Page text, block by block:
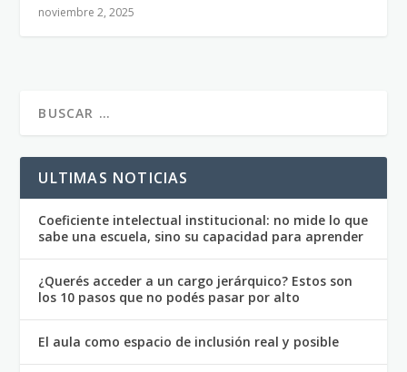
noviembre 2, 2025
ULTIMAS NOTICIAS
Coeficiente intelectual institucional: no mide lo que
sabe una escuela, sino su capacidad para aprender
¿Querés acceder a un cargo jerárquico? Estos son
los 10 pasos que no podés pasar por alto
El aula como espacio de inclusión real y posible